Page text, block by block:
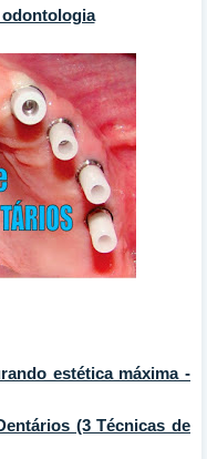
odontologia
estética máxima -
(3 Técnicas de